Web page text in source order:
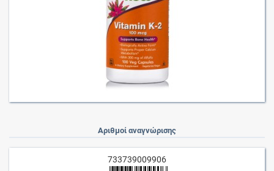
Αριθμοί αναγνώρισης
733739009906